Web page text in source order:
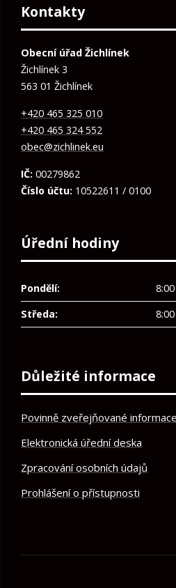
Kontakty
Obecní úřad Žichlínek
Žichlínek 3
563 01 Žichlínek
+420 465 325 010
+420 465 324 552
obec@zichlinek.eu
IČ: 00279862
Číslo účtu: 10522611 / 0100
Úřední hodiny
Pondělí:
Středa:
Důležité informace
Povinně zveřejňované informace
Elektronická úřední deska
Zpracování osobních údajů
Prohlášení o přístupnosti